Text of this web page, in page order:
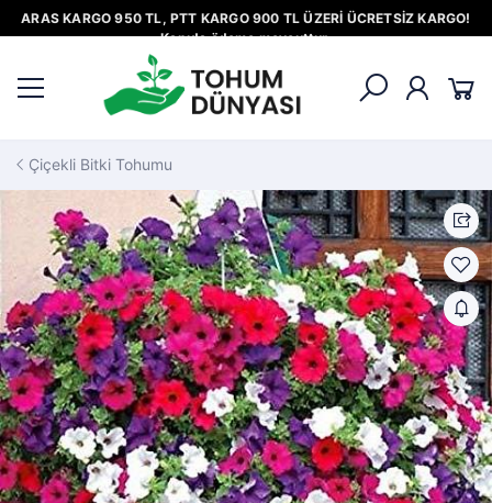
ARAS KARGO 950 TL, PTT KARGO 900 TL ÜZERİ ÜCRETSİZ KARGO!
Kapıda ödeme mevcuttur.
Çiçekli Bitki Tohumu